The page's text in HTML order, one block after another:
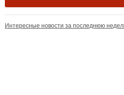
Интересные новости за последнюю